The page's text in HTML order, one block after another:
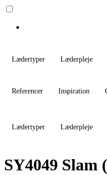
Lædertyper Læderpleje
Referencer Inspiration
Lædertyper Læderpleje
SY4049 Slam